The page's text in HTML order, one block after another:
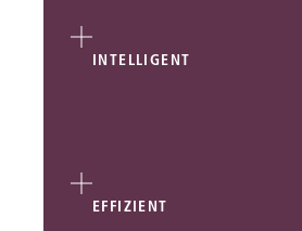
INTELLIGENT
EFFIZIENT